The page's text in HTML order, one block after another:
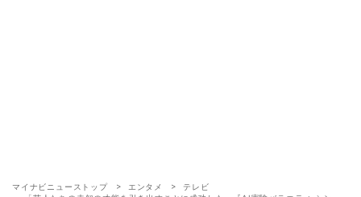
マイナビニューストップ エンタメ
テレビ